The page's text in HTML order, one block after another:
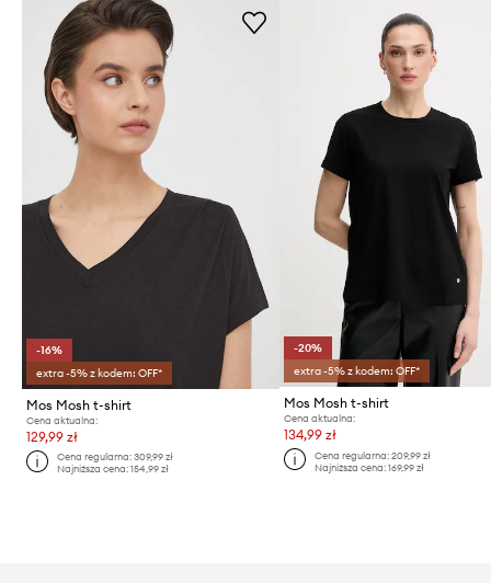
-16%
extra -5% z kodem: OFF*
Mos Mosh t-shirt
Cena aktualna:
129,99 zł
Cena regularna:309,99 zł
Najniższa cena:154,99 zł
-20%
extra -5% z kodem: OFF*
Mos Mosh t-shirt
Cena aktualna:
134,99 zł
Cena regularna: 209,99 zł
Najniższa cena: 169,99 zł